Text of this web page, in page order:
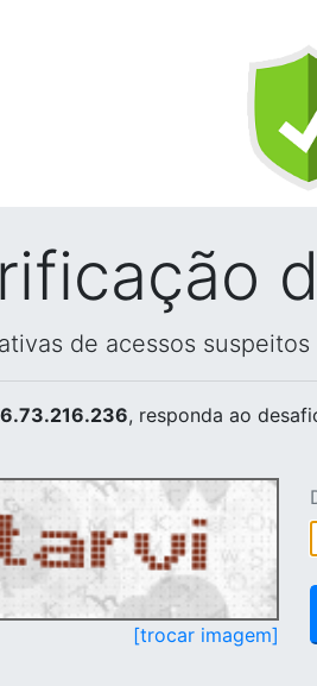
de acessos
, responda ao
[trocar imagem]